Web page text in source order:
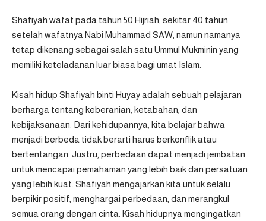
Shafiyah wafat pada tahun 50 Hijriah, sekitar 40 tahun
setelah wafatnya Nabi Muhammad SAW, namun namanya
tetap dikenang sebagai salah satu Ummul Mukminin yang
memiliki keteladanan luar biasa bagi umat Islam.
Kisah hidup Shafiyah binti Huyay adalah sebuah pelajaran
berharga tentang keberanian, ketabahan, dan
kebijaksanaan. Dari kehidupannya, kita belajar bahwa
menjadi berbeda tidak berarti harus berkonflik atau
bertentangan. Justru, perbedaan dapat menjadi jembatan
untuk mencapai pemahaman yang lebih baik dan persatuan
yang lebih kuat. Shafiyah mengajarkan kita untuk selalu
berpikir positif, menghargai perbedaan, dan merangkul
semua orang dengan cinta. Kisah hidupnya mengingatkan